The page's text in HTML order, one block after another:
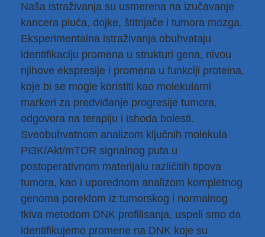
Naša istraživanja su usmerena na izučavanje
kancera pluća, dojke, štitnjače i tumora mozga.
Eksperimentalna istraživanja obuhvataju
identifikaciju promena u strukturi gena, nivou
njihove ekspresije i promena u funkciji proteina,
koje bi se mogle koristiti kao molekularni
markeri za predviđanje progresije tumora,
odgovora na terapiju i ishoda bolesti.
Sveobuhvatnom analizom ključnih molekula
PI3K/Akt/mTOR signalnog puta u
postoperativnom materijalu različitih tipova
tumora, kao i uporednom analizom kompletnog
genoma poreklom iz tumorskog i normalnog
tkiva metodom DNK profilisanja, uspeli smo da
identifikujemo promene na DNK koje su